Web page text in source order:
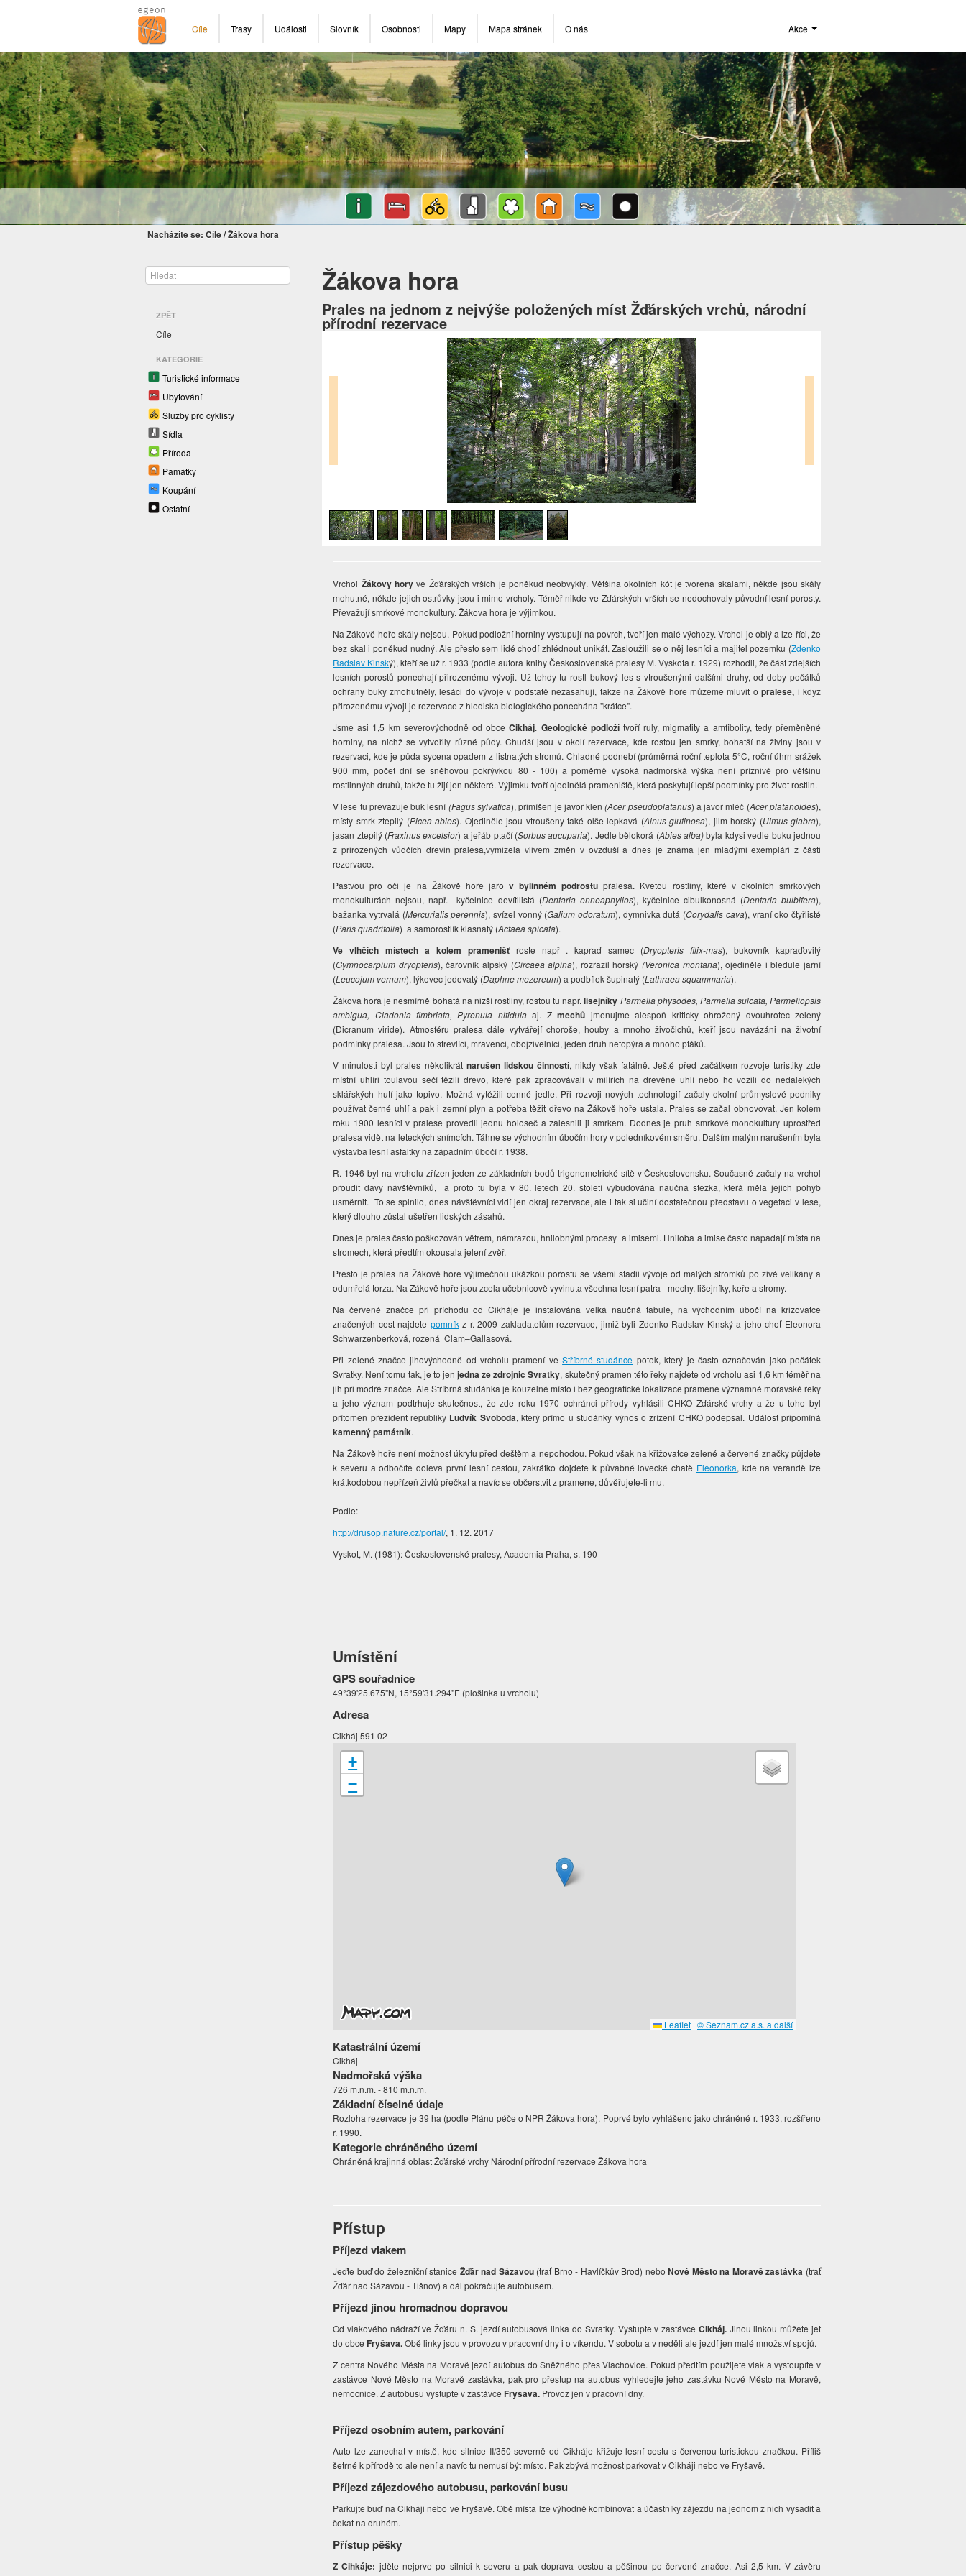
Cíle Trasy Události Slovník Osobnosti Mapy Mapa stránek O nás Akce
Nacházíte se: Cíle/Žákova hora
ZPĚT
Cíle
KATEGORIE
Turistické informace
Ubytování
Služby pro cyklisty
Sídla
Příroda
Památky
Koupání
Ostatní
Žákova hora
Prales na jednom z nejvýše položených míst Žďárských vrchů, národní
přírodní rezervace
Vrchol Žákovy horyve Žďárských vrších je poněkud neobvyklý. Většina okolních kót je tvořena skalami, někde jsou skály
mohutné, někde jejich ostrůvky jsou i mimo vrcholy. Téměř nikde ve Žďárských vrších se nedochovaly původní lesní porosty.
Převažují smrkové monokultury. Žákova hora je výjimkou.
Na Žákově hoře skály nejsou. Pokud podložní horniny vystupují na povrch, tvoří jen malé výchozy. Vrchol je oblý a lze říci, že
bez skal i poněkud nudný. Ale přesto sem lidé chodí zhlédnout unikát. Zasloužili se o něj lesníci a majitel pozemku (Zdenko
Radslav Kinský), kteří se už r. 1933 (podle autora knihy Československé pralesy M. Vyskota r. 1929) rozhodli, že část zdejších
lesních porostů ponechají přirozenému vývoji. Už tehdy tu rostl bukový les s vtroušenými dalšími druhy, od doby počátků
ochrany buky zmohutněly, lesáci do vývoje v podstatě nezasahují, takže na Žákově hoře můžeme mluvit opralese, i když
přirozenému vývoji je rezervace z hlediska biologického ponechána "krátce".
Jsme asi 1,5 km severovýchodně od obceCikháj. Geologické podloží tvoří ruly, migmatity a amfibolity, tedy přeměněné
horniny, na nichž se vytvořily různé půdy. Chudší jsou v okolí rezervace, kde rostou jen smrky, bohatší na živiny jsou v
rezervaci, kde je půda sycena opadem z listnatých stromů. Chladné podnebí (průměrná roční teplota 5°C, roční úhrn srážek
900 mm, počet dní se sněhovou pokrývkou 80 - 100) a poměrně vysoká nadmořská výška není příznivé pro většinu
rostlinných druhů, takže tu žijí jen některé. Výjimku tvoří ojedinělá prameniště, která poskytují lepší podmínky pro život rostlin.
V lese tu převažuje buk lesní(Fagus sylvatica), přimíšen je javor klen(Acer pseudoplatanus) a javor mléč (Acer platanoides),
místy smrk ztepilý (Picea abies). Ojediněle jsou vtroušeny také olše lepkavá (Alnus glutinosa), jilm horský (Ulmus glabra),
jasan ztepilý (Fraxinus excelsior) a jeřáb ptačí (Sorbus aucuparia). Jedle bělokorá (Abies alba)byla kdysi vedle buku jednou
z přirozených vůdčích dřevin pralesa,vymizela vlivem změn v ovzduší a dnes je známa jen mladými exempláři z části
rezervace.
Pastvou pro oči je na Žákově hoře jarov bylinném podrostupralesa. Kvetou rostliny, které v okolních smrkových
monokulturách nejsou, např. kyčelnice devítilistá (Dentaria enneaphyllos), kyčelnice cibulkonosná (Dentaria bulbifera),
bažanka vytrvalá (Mercurialis perennis), svízel vonný (Galium odoratum), dymnivka dutá (Corydalis cava), vraní oko čtyřlisté
(Paris quadrifolia) a samorostlík klasnatý (Actaea spicata).
Ve vlhčích místech a kolem pramenišť roste např . kapraď samec (Dryopteris filix-mas), bukovník kapraďovitý
(Gymnocarpium dryopteris), čarovník alpský (Circaea alpina), rozrazil horský (Veronica montana), ojediněle i bledule jarní
(Leucojum vernum), lýkovec jedovatý (Daphne mezereum) a podbílek šupinatý (Lathraea squammaria).
Žákova hora je nesmírně bohatá na nižší rostliny, rostou tu např.lišejníky Parmelia physodes, Parmelia sulcata, Parmeliopsis
ambigua, Cladonia fimbriata, Pyrenula nitidulaaj. Zmechů jmenujme alespoň kriticky ohrožený dvouhrotec zelený
(Dicranum viride). Atmosféru pralesa dále vytvářejí choroše, houby a mnoho živočichů, kteří jsou navázáni na životní
podmínky pralesa. Jsou to střevlíci, mravenci, obojživelníci, jeden druh netopýra a mnoho ptáků.
V minulosti byl prales několikrát narušen lidskou činností, nikdy však fatálně. Ještě před začátkem rozvoje turistiky zde
místní uhlíři toulavou sečí těžili dřevo, které pak zpracovávali v milířích na dřevěné uhlí nebo ho vozili do nedalekých
sklářských hutí jako topivo. Možná vytěžili cenné jedle. Při rozvoji nových technologií začaly okolní průmyslové podniky
používat černé uhlí a pak i zemní plyn a potřeba těžit dřevo na Žákově hoře ustala. Prales se začal obnovovat. Jen kolem
roku 1900 lesníci v pralese provedli jednu holoseč a zalesnili ji smrkem. Dodnes je pruh smrkové monokultury uprostřed
pralesa vidět na leteckých snímcích. Táhne se východním úbočím hory v poledníkovém směru. Dalším malým narušením byla
výstavba lesní asfaltky na západním úbočí r. 1938.
R. 1946 byl na vrcholu zřízen jeden ze základních bodů trigonometrické sítě v Československu. Současně začaly na vrchol
proudit davy návštěvníků, a proto tu byla v 80. letech 20. století vybudována naučná stezka, která měla jejich pohyb
usměrnit. To se splnilo, dnes návštěvníci vidí jen okraj rezervace, ale i tak si učiní dostatečnou představu o vegetaci v lese,
který dlouho zůstal ušetřen lidských zásahů.
Dnes je prales často poškozován větrem, námrazou, hnilobnými procesy a imisemi. Hniloba a imise často napadají místa na
stromech, která předtím okousala jelení zvěř.
Přesto je prales na Žákově hoře výjimečnou ukázkou porostu se všemi stadii vývoje od malých stromků po živé velikány a
odumřelá torza. Na Žákově hoře jsou zcela učebnicově vyvinuta všechna lesní patra - mechy, lišejníky, keře a stromy.
Na červené značce při příchodu od Cikháje je instalována velká naučná tabule, na východním úbočí na křižovatce
značených cest najdete pomník z r. 2009 zakladatelům rezervace, jimiž byli Zdenko Radslav Kinský a jeho choť Eleonora
Schwarzenberková, rozená Clam–Gallasová.
Při zelené značce jihovýchodně od vrcholu pramení veStříbrné studánce potok, který je často označován jako počátek
Svratky. Není tomu tak, je to jenjedna ze zdrojnic Svratky, skutečný pramen této řeky najdete od vrcholu asi 1,6 km téměř na
jih při modré značce. Ale Stříbrná studánka je kouzelné místo i bez geografické lokalizace pramene významné moravské řeky
a jeho význam podtrhuje skutečnost, že zde roku 1970 ochránci přírody vyhlásili CHKO Žďárské vrchy a že u toho byl
přítomen prezident republiky Ludvík Svoboda, který přímo u studánky výnos o zřízení CHKO podepsal. Událost připomíná
kamenný památník.
Na Žákově hoře není možnost úkrytu před deštěm a nepohodou. Pokud však na křižovatce zelené a červené značky půjdete
k severu a odbočíte doleva první lesní cestou, zakrátko dojdete k půvabné lovecké chatě Eleonorka, kde na verandě lze
krátkodobou nepřízeň živlů přečkat a navíc se občerstvit z pramene, důvěřujete-li mu.
Podle:
http://drusop.nature.cz/portal/, 1. 12. 2017
Vyskot, M. (1981): Československé pralesy, Academia Praha, s. 190
Umístění
GPS souřadnice
49°39'25.675"N, 15°59'31.294"E (plošinka u vrcholu)
Adresa
Cikháj 591 02
+
−
Leaflet | © Seznam.cz a.s. a další
Katastrální území
Cikháj
Nadmořská výška
726 m.n.m. - 810 m.n.m.
Základní číselné údaje
Rozloha rezervace je 39 ha (podle Plánu péče o NPR Žákova hora). Poprvé bylo vyhlášeno jako chráněné r. 1933, rozšířeno
r. 1990.
Kategorie chráněného území
Chráněná krajinná oblast Žďárské vrchy Národní přírodní rezervace Žákova hora
Přístup
Příjezd vlakem
Jeďte buď do železniční stanice Žďár nad Sázavou (trať Brno - Havlíčkův Brod) neboNové Město na Moravě zastávka (trať
Žďár nad Sázavou - Tišnov) a dál pokračujte autobusem.
Příjezd jinou hromadnou dopravou
Od vlakového nádraží ve Žďáru n. S. jezdí autobusová linka do Svratky. Vystupte v zastávce Cikháj. Jinou linkou můžete jet
do obce Fryšava.Obě linky jsou v provozu v pracovní dny i o víkendu. V sobotu a v neděli ale jezdí jen malé množství spojů.
Z centra Nového Města na Moravě jezdí autobus do Sněžného přes Vlachovice. Pokud předtím použijete vlak a vystoupíte v
zastávce Nové Město na Moravě zastávka, pak pro přestup na autobus vyhledejte jeho zastávku Nové Město na Moravě,
nemocnice. Z autobusu vystupte v zastávce Fryšava. Provoz jen v pracovní dny.
Příjezd osobním autem, parkování
Auto lze zanechat v místě, kde silnice II/350 severně od Cikháje křižuje lesní cestu s červenou turistickou značkou. Příliš
šetrné k přírodě to ale není a navíc tu nemusí být místo. Pak zbývá možnost parkovat v Cikháji nebo ve Fryšavě.
Příjezd zájezdového autobusu, parkování busu
Parkujte buď na Cikháji nebo ve Fryšavě. Obě místa lze výhodně kombinovat a účastníky zájezdu na jednom z nich vysadit a
čekat na druhém.
Přístup pěšky
Z Cihkáje: jděte nejprve po silnici k severu a pak doprava cestou a pěšinou po červené značce. Asi 2,5 km. V závěru